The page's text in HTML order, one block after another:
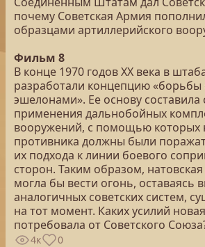
почему Советская Армия
образцами артиллерийского
Фильм 8
В конце 1970 годов XX века в
разработали концепцию
эшелонами». Ее основу составила
применения дальнобойных
вооружений, с помощью которых
противника должны были
их подхода к линии боевого
сторон. Таким образом,
могла бы вести огонь, оставаясь
аналогичных советских систем,
на тот момент. Каких усилий
потребовала от Советского
4к 0